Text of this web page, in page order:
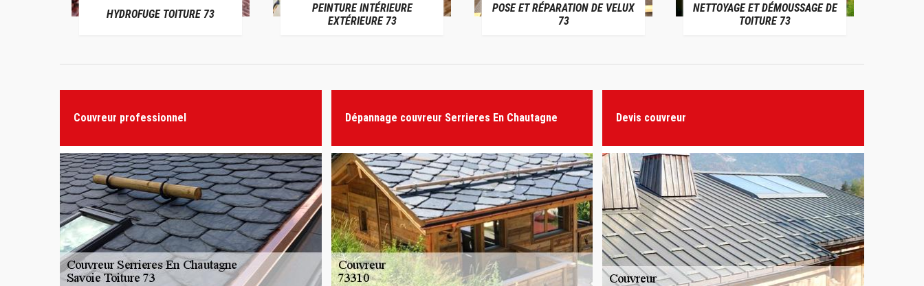
HYDROFUGE TOITURE 73
PEINTURE INTÉRIEURE
EXTÉRIEURE 73
POSE ET RÉPARATION DE VELUX
73
NETTOYAGE ET DÉMOUSSAGE DE
TOITURE 73
Couvreur professionnel Dépannage couvreur Serrieres En Chautagne Devis couvreur